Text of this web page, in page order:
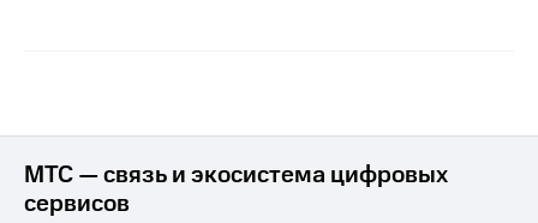
МТС — связь и экосистема цифровых
сервисов